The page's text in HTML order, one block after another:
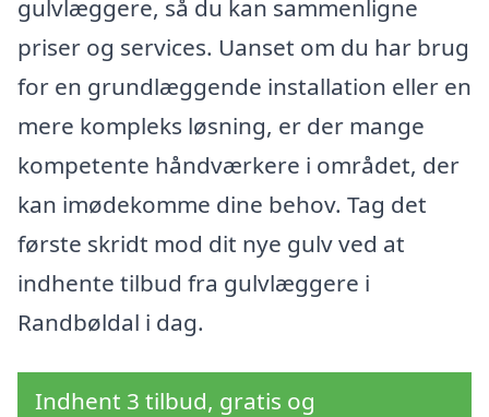
gulvlæggere, så du kan sammenligne
priser og services. Uanset om du har brug
for en grundlæggende installation eller en
mere kompleks løsning, er der mange
kompetente håndværkere i området, der
kan imødekomme dine behov. Tag det
første skridt mod dit nye gulv ved at
indhente tilbud fra gulvlæggere i
Randbøldal i dag.
Indhent 3 tilbud, gratis og